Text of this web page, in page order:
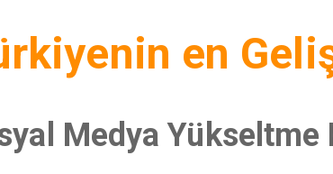
en
Medya Yükseltme